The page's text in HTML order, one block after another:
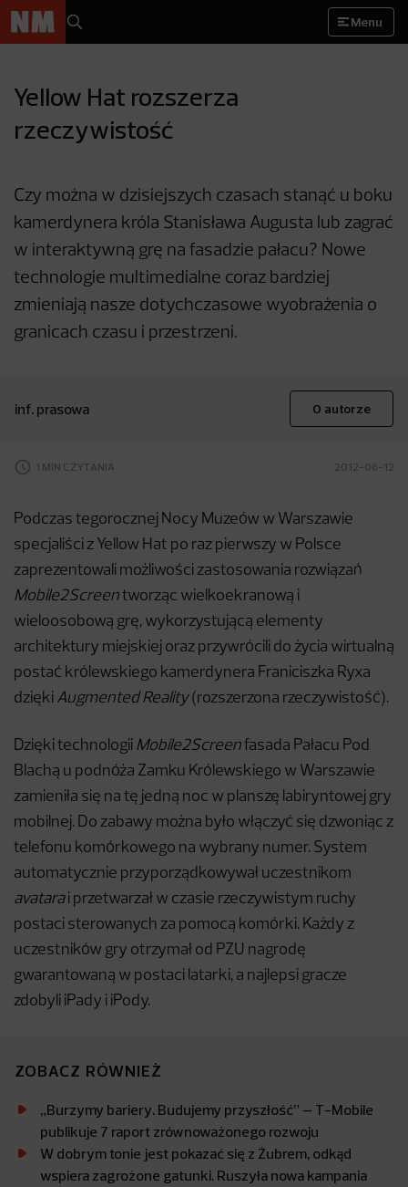
Menu
Yellow Hat rozszerza
rzeczywistość
Czy można w dzisiejszych czasach stanąć u boku
kamerdynera króla Stanisława Augusta lub zagrać
w interaktywną grę na fasadzie pałacu? Nowe
technologie multimedialne coraz bardziej
zmieniają nasze dotychczasowe wyobrażenia o
granicach czasu i przestrzeni.
inf. prasowa O autorze
1 MIN CZYTANIA 2012-06-12
Podczas tegorocznej Nocy Muzeów w Warszawie
specjaliści z Yellow Hat po raz pierwszy w Polsce
zaprezentowali możliwości zastosowania rozwiązań
Mobile2Screentworząc wielkoekranową i
wieloosobową grę, wykorzystującą elementy
architektury miejskiej oraz przywrócili do życia wirtualną
postać królewskiego kamerdynera Franiciszka Ryxa
dzięki Augmented Reality(rozszerzona rzeczywistość).
Dzięki technologii Mobile2Screenfasada Pałacu Pod
Blachą u podnóża Zamku Królewskiego w Warszawie
zamieniła się na tę jedną noc w planszę labiryntowej gry
mobilnej. Do zabawy można było włączyć się dzwoniąc z
telefonu komórkowego na wybrany numer. System
automatycznie przyporządkowywał uczestnikom
avatarai przetwarzał w czasie rzeczywistym ruchy
postaci sterowanych za pomocą komórki. Każdy z
uczestników gry otrzymał od PZU nagrodę
gwarantowaną w postaci latarki, a najlepsi gracze
zdobyli iPady i iPody.
ZOBACZ RÓWNIEŻ
„Burzymy bariery. Budujemy przyszłość” – T-Mobile
publikuje 7 raport zrównoważonego rozwoju
W dobrym tonie jest pokazać się z Żubrem, odkąd
wspiera zagrożone gatunki. Ruszyła nowa kampania